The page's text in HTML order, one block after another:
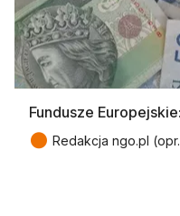
Fundusze
● Redakcja ngo.pl